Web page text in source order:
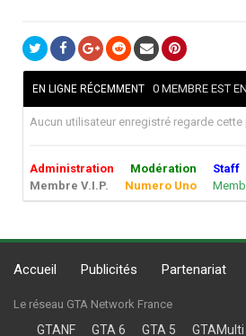
EN LIGNE RÉCEMMENT 0 MEMBRE EST
Aucun utilisateur enregistré regarde cette
Administration Modération Staff
Membre V.I.P.
Numero Uno
Accueil Publicités Partenariat
Le réseau GTA Network France
GTANF GTA 6 GTA 5 GTAMulti